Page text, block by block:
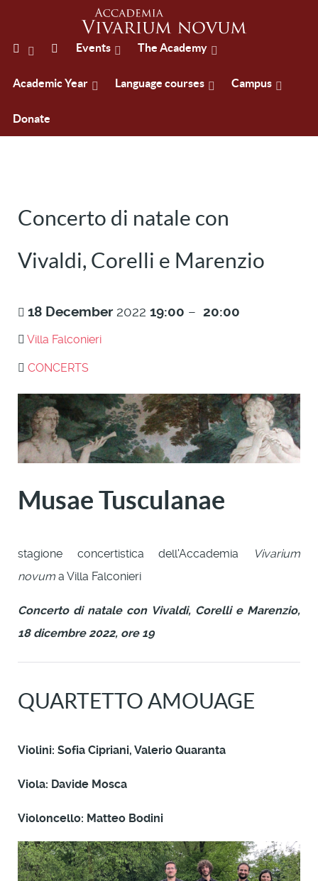
Events The Academy
Academic Year Language courses Campus
Donate
Concerto di natale con
Vivaldi, Corelli e Marenzio
18 December 2022 19:00 – 20:00
Villa Falconieri
CONCERTS
Musae Tusculanae
stagione concertistica dell'Accademia
Vivarium
novum a Villa Falconieri
Concerto di natale con Vivaldi, Corelli e Marenzio,
18 dicembre 2022, ore 19
QUARTETTO AMOUAGE
Violini: Sofia Cipriani, Valerio Quaranta
Viola: Davide Mosca
Violoncello: Matteo Bodini